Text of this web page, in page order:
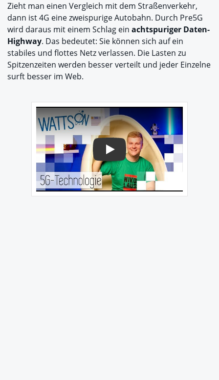
Zieht man einen Vergleich mit dem Straßenverkehr,
dann ist 4G eine zweispurige Autobahn. Durch Pre5G
wird daraus mit einem Schlag ein achtspuriger Daten-
Highway. Das bedeutet: Sie können sich auf ein
stabiles und flottes Netz verlassen. Die Lasten zu
Spitzenzeiten werden besser verteilt und jeder Einzelne
surft besser im Web.
Play